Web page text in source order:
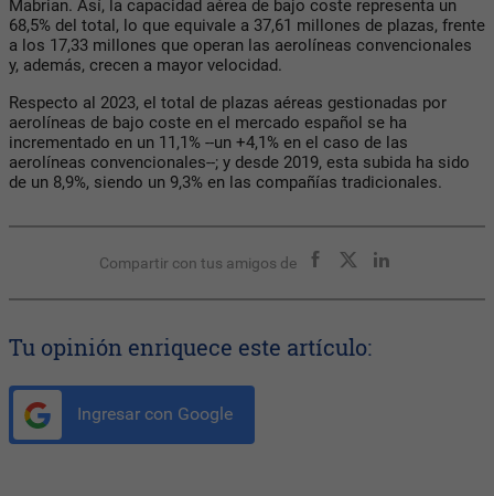
Mabrian. Así, la capacidad aérea de bajo coste representa un
68,5% del total, lo que equivale a 37,61 millones de plazas, frente
a los 17,33 millones que operan las aerolíneas convencionales
y, además, crecen a mayor velocidad.
Respecto al 2023, el total de plazas aéreas gestionadas por
aerolíneas de bajo coste en el mercado español se ha
incrementado en un 11,1% --un +4,1% en el caso de las
aerolíneas convencionales--; y desde 2019, esta subida ha sido
de un 8,9%, siendo un 9,3% en las compañías tradicionales.
Compartir con tus amigos de
Tu opinión enriquece este artículo:
Ingresar con Google